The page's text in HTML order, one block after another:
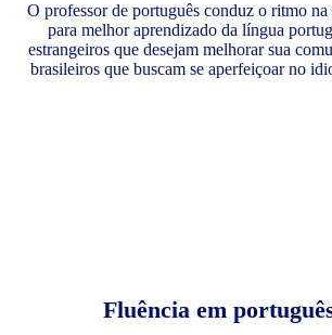
O professor de português conduz o ritmo na
para melhor aprendizado da língua
estrangeiros que desejam melhorar sua
brasileiros que buscam se aperfeiçoar no
Fluência em